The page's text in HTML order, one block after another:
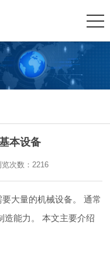
本设备
次数： 2216
大量的机械设备。 通常
造能力。 本文主要介绍